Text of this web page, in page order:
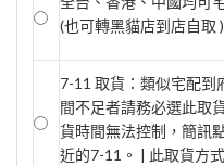
(也可轉黑貓店到店自取 )
7-11 取貨：類似宅配到
間不足者請務必選此取
貨時間無法控制，簡訊
近的7-11。 | 此取貨方